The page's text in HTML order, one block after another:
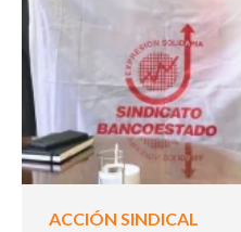
ACCIÓN SINDICAL